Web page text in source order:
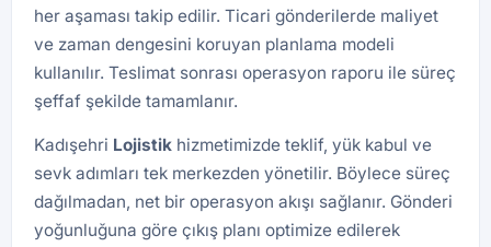
her aşaması takip edilir. Ticari gönderilerde maliyet
ve zaman dengesini koruyan planlama modeli
kullanılır. Teslimat sonrası operasyon raporu ile süreç
şeffaf şekilde tamamlanır.
Kadışehri Lojistik hizmetimizde teklif, yük kabul ve
sevk adımları tek merkezden yönetilir. Böylece süreç
dağılmadan, net bir operasyon akışı sağlanır. Gönderi
yoğunluğuna göre çıkış planı optimize edilerek